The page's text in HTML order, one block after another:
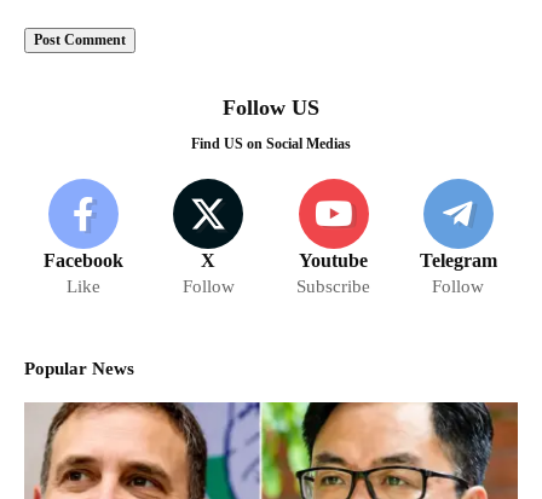
Follow US
Find US on Social Medias
Facebook
Like
X
Follow
Youtube
Subscribe
Telegram
Follow
Popular News